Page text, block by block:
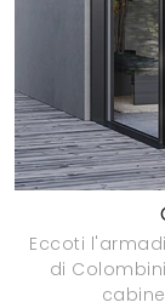
Eccoti
di